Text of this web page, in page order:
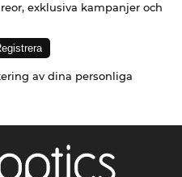
exklusiva kampanjer och
av dina personliga